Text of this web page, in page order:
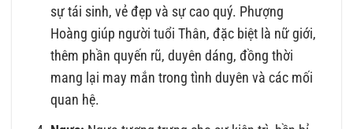
sự tái sinh, vẻ đẹp và sự cao quý. Phượng
Hoàng giúp người tuổi Thân, đặc biệt là nữ giới,
thêm phần quyến rũ, duyên dáng, đồng thời
mang lại may mắn trong tình duyên và các mối
quan hệ.